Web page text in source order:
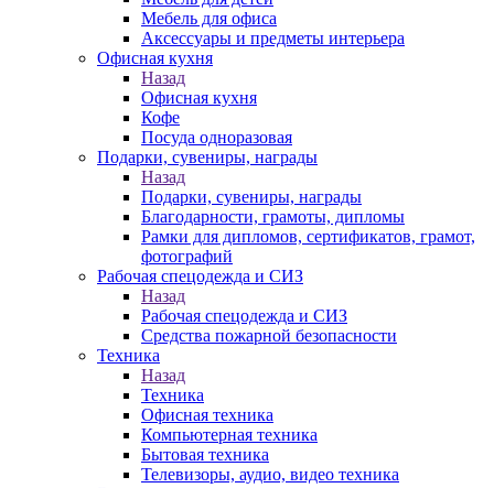
Мебель для офиса
Аксессуары и предметы интерьера
Офисная кухня
Назад
Офисная кухня
Кофе
Посуда одноразовая
Подарки, сувениры, награды
Назад
Подарки, сувениры, награды
Благодарности, грамоты, дипломы
Рамки для дипломов, сертификатов, грамот,
фотографий
Рабочая спецодежда и СИЗ
Назад
Рабочая спецодежда и СИЗ
Средства пожарной безопасности
Техника
Назад
Техника
Офисная техника
Компьютерная техника
Бытовая техника
Телевизоры, аудио, видео техника